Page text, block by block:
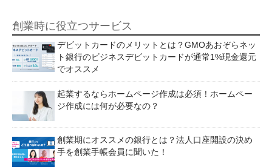
創業時に役立つサービス
デビットカードのメリットとは？GMOあおぞらネッ
ト銀行のビジネスデビットカードが通常1%現金還元
でオススメ
起業するならホームページ作成は必須！ホームペー
ジ作成には何が必要なの？
創業期にオススメの銀行とは？法人口座開設の決め
手を創業手帳会員に聞いた！